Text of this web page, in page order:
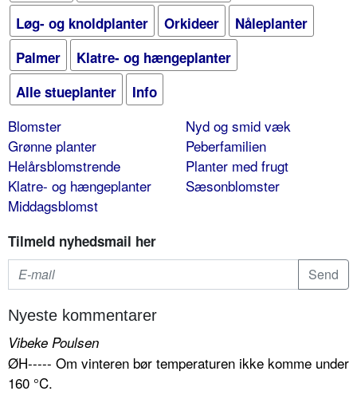
Løg- og knoldplanter
Orkideer
Nåleplanter
Palmer
Klatre- og hængeplanter
Alle stueplanter
Info
Blomster
Grønne planter
Helårsblomstrende
Klatre- og hængeplanter
Middagsblomst
Nyd og smid væk
Peberfamilien
Planter med frugt
Sæsonblomster
Tilmeld nyhedsmail her
Nyeste kommentarer
Vibeke Poulsen
ØH----- Om vinteren bør temperaturen ikke komme under
160 °C.